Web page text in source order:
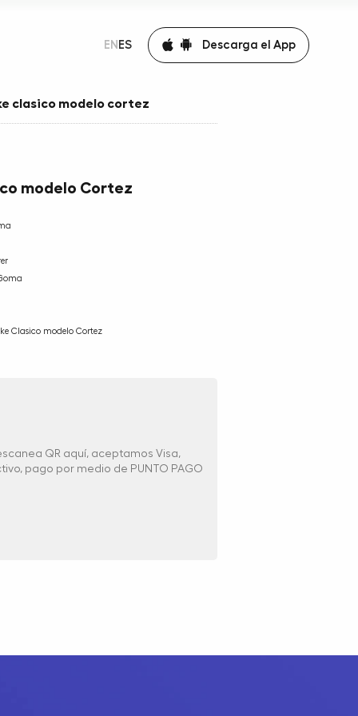
EN ES Descarga el App
clasico modelo cortez
modelo Cortez
Clasico modelo Cortez
QR aquí, aceptamos Visa,
pago por medio de PUNTO PAGO